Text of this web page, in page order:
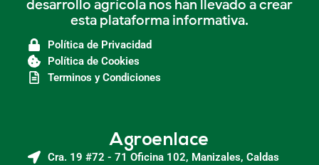
desarrollo agrícola nos han llevado a crear
esta plataforma informativa.
Política de Privacidad
Política de Cookies
Terminos y Condiciones
Agroenlace
Cra. 19 #72 - 71 Oficina 102, Manizales, Caldas